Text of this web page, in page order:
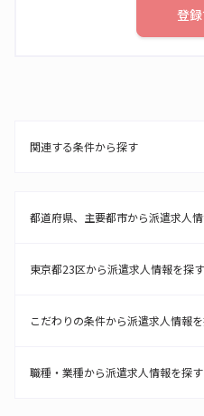
登
関連する条件から探す
都道府県、主要都市から派遣求人
東京都23区から派遣求人情報を探す
こだわりの条件から派遣求人情報
職種・業種から派遣求人情報を探す